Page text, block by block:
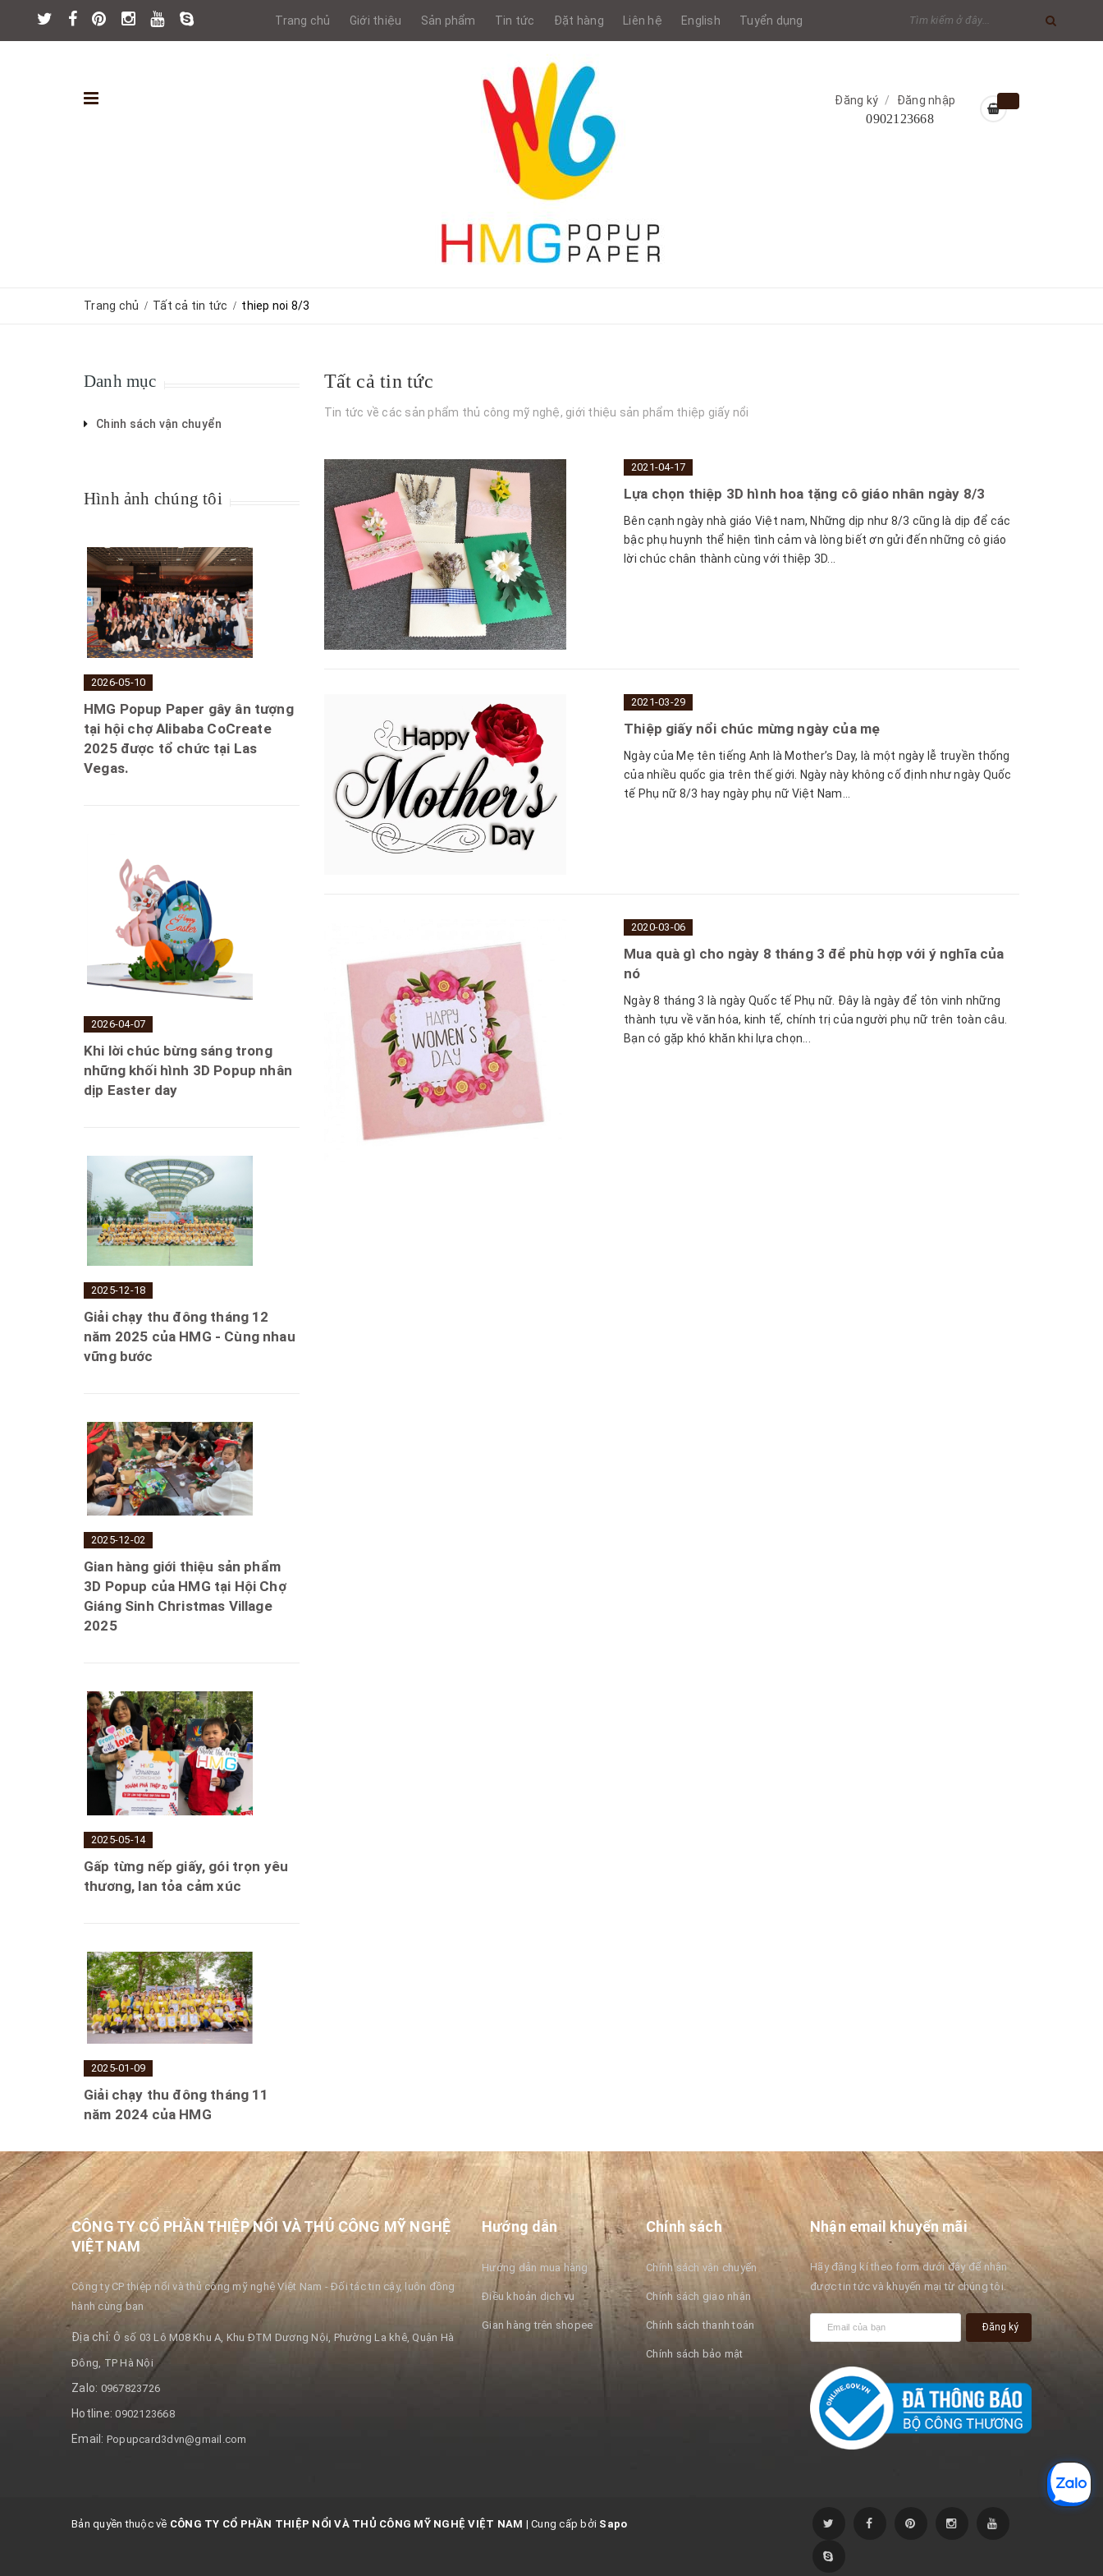
Trang chủ Giới thiệu Sản phẩm Tin tức Đặt hàng Liên hệ English Tuyển dụng
Đăng ký / Đăng nhập
0902123668
Trang chủ / Tất cả tin tức / thiep noi 8/3
Tất cả tin tức
Tin tức về các sản phẩm thủ công mỹ nghệ, giới thiệu sản phẩm thiệp giấy nổi
2021-04-17
Lựa chọn thiệp 3D hình hoa tặng cô giáo nhân ngày 8/3
Bên cạnh ngày nhà giáo Việt nam, Những dịp như 8/3 cũng là dịp để các
bậc phụ huynh thể hiện tình cảm và lòng biết ơn gửi đến những cô giáo
lời chúc chân thành cùng với thiệp 3D...
2021-03-29
Thiệp giấy nổi chúc mừng ngày của mẹ
Ngày của Mẹ tên tiếng Anh là Mother’s Day, là một ngày lễ truyền thống
của nhiều quốc gia trên thế giới. Ngày này không cố định như ngày Quốc
tế Phụ nữ 8/3 hay ngày phụ nữ Việt Nam...
2020-03-06
Mua quà gì cho ngày 8 tháng 3 để phù hợp với ý nghĩa của
nó
Ngày 8 tháng 3 là ngày Quốc tế Phụ nữ. Đây là ngày để tôn vinh những
thành tựu về văn hóa, kinh tế, chính trị của người phụ nữ trên toàn câu.
Bạn có gặp khó khăn khi lựa chọn...
Danh mục
Chinh sách vận chuyển
Hình ảnh chúng tôi
2026-05-10
HMG Popup Paper gây ân tượng
tại hội chợ Alibaba CoCreate
2025 được tổ chức tại Las
Vegas.
2026-04-07
Khi lời chúc bừng sáng trong
những khối hình 3D Popup nhân
dịp Easter day
2025-12-18
Giải chạy thu đông tháng 12
năm 2025 của HMG - Cùng nhau
vững bước
2025-12-02
Gian hàng giới thiệu sản phẩm
3D Popup của HMG tại Hội Chợ
Giáng Sinh Christmas Village
2025
2025-05-14
Gấp từng nếp giấy, gói trọn yêu
thương, lan tỏa cảm xúc
2025-01-09
Giải chạy thu đông tháng 11
năm 2024 của HMG
CÔNG TY CỔ PHẦN THIỆP NỔI VÀ THỦ CÔNG MỸ NGHỆ
VIỆT NAM
Công ty CP thiệp nổi và thủ công mỹ nghệ Việt Nam - Đối tác tin cậy, luôn đồng
hành cùng bạn
Địa chỉ: Ô số 03 Lô M08 Khu A, Khu ĐTM Dương Nội, Phường La khê, Quận Hà
Đông, TP Hà Nội
Zalo: 0967823726
Hotline:0902123668
Email: Popupcard3dvn@gmail.com
Hướng dẫn
Hướng dẫn mua hàng
Điều khoản dịch vụ
Gian hàng trên shopee
Chính sách
Chính sách vận chuyển
Chính sách giao nhận
Chính sách thanh toán
Chính sách bảo mật
Nhận email khuyến mãi
Hãy đăng kí theo form dưới đây để nhận
được tin tức và khuyến mại từ chúng tôi.
Đăng ký
Bản quyền thuộc về CÔNG TY CỔ PHẦN THIỆP NỔI VÀ THỦ CÔNG MỸ NGHỆ VIỆT NAM | Cung cấp bởi Sapo